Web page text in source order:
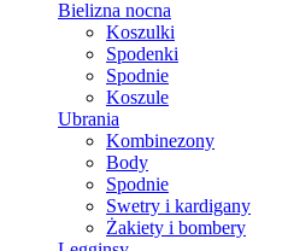
Bielizna nocna
Koszulki
Spodenki
Spodnie
Koszule
Ubrania
Kombinezony
Body
Spodnie
Swetry i kardigany
Żakiety i bombery